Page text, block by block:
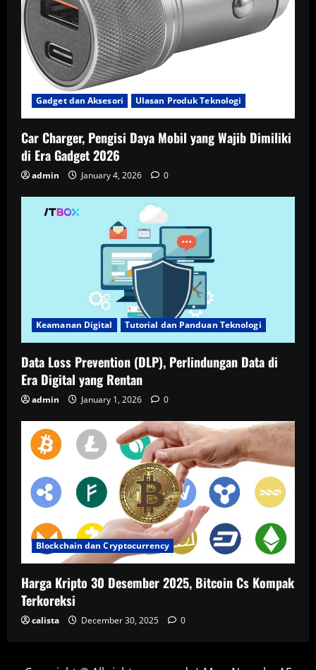
Gadget dan Aksesori Ulasan Produk Teknologi
Car Charger, Pengisi Daya Mobil yang Wajib Dimiliki
di Era Gadget 2026
admin January 4, 2026 0
Keamanan Digital Tutorial dan Panduan Teknologi
Data Loss Prevention (DLP), Perlindungan Data di
Era Digital yang Rentan
admin January 1, 2026 0
Blockchain dan Cryptocurrency
Harga Kripto 30 Desember 2025, Bitcoin Cs Kompak
Terkoreksi
calista December 30, 2025 0